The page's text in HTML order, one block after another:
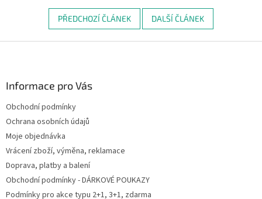
PŘEDCHOZÍ ČLÁNEK DALŠÍ ČLÁNEK
Informace pro Vás
Obchodní podmínky
Ochrana osobních údajů
Moje objednávka
Vrácení zboží, výměna, reklamace
Doprava, platby a balení
Obchodní podmínky - DÁRKOVÉ POUKAZY
Podmínky pro akce typu 2+1, 3+1, zdarma